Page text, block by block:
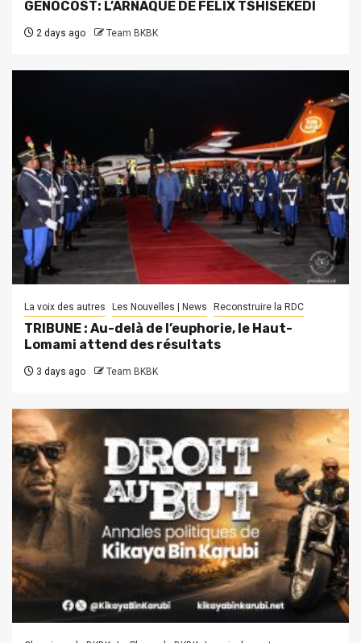
GENOCOST: L’ARNAQUE DE FELIX TSHISEKEDI
2 days ago Team BKBK
La voix des autres Les Nouvelles | News Reconstruire la RDC
TRIBUNE : Au-delà de l’euphorie, le Haut-
Lomami attend des résultats
3 days ago Team BKBK